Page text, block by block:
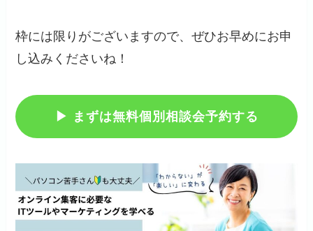
枠には限りがございますので、ぜひお早めにお申
し込みくださいね！
▶︎ まずは無料個別相談会予約する